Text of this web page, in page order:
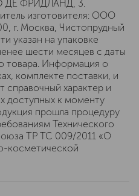
ФРИДЛАНД, 3.
изготовителя: ООО
г. Москва, Чистопрудный
указан на упаковке
шести месяцев с даты
товара. Информация о
комплекте поставки, и
справочный характер и
доступных к моменту
прошла процедуру
Технического
ТР ТС 009/2011 «О
косметической